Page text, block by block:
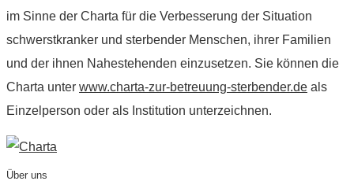
im Sinne der Charta für die Verbesserung der Situation
schwerstkranker und sterbender Menschen, ihrer Familien
und der ihnen Nahestehenden einzusetzen. Sie können die
Charta unter www.charta-zur-betreuung-sterbender.de als
Einzelperson oder als Institution unterzeichnen.
Über uns